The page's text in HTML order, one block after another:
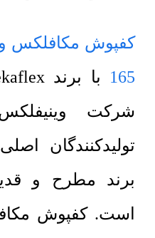
165
تولیدکنندگان
برند مطرح و